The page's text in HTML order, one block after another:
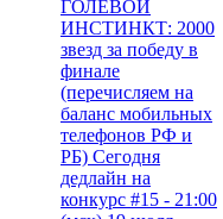
ГОЛЕВОЙ
ИНСТИНКТ: 2000
звезд за победу в
финале
(перечисляем на
баланс мобильных
телефонов РФ и
РБ) Сегодня
дедлайн на
конкурс #15 - 21:00